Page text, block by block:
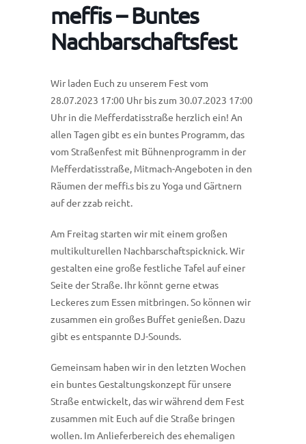
meffis – Buntes
Nachbarschaftsfest
Wir laden Euch zu unserem Fest vom
28.07.2023 17:00 Uhr bis zum 30.07.2023 17:00
Uhr in die Mefferdatisstraße herzlich ein! An
allen Tagen gibt es ein buntes Programm, das
vom Straßenfest mit Bühnenprogramm in der
Mefferdatisstraße, Mitmach-Angeboten in den
Räumen der meffi.s bis zu Yoga und Gärtnern
auf der zzab reicht.
Am Freitag starten wir mit einem großen
multikulturellen Nachbarschaftspicknick. Wir
gestalten eine große festliche Tafel auf einer
Seite der Straße. Ihr könnt gerne etwas
Leckeres zum Essen mitbringen. So können wir
zusammen ein großes Buffet genießen. Dazu
gibt es entspannte DJ-Sounds.
Gemeinsam haben wir in den letzten Wochen
ein buntes Gestaltungskonzept für unsere
Straße entwickelt, das wir während dem Fest
zusammen mit Euch auf die Straße bringen
wollen. Im Anlieferbereich des ehemaligen